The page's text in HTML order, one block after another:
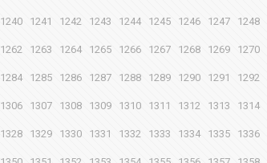
1240 1241 1242 1243 1244 1245 1246 1247 1248
1262 1263 1264 1265 1266 1267 1268 1269 1270
1284 1285 1286 1287 1288 1289 1290 1291 1292
1306 1307 1308 1309 1310 1311 1312 1313 1314
1328 1329 1330 1331 1332 1333 1334 1335 1336